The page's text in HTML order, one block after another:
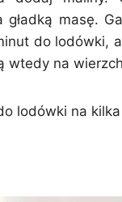
gładką masę.
do lodówki,
wtedy na
lodówki na